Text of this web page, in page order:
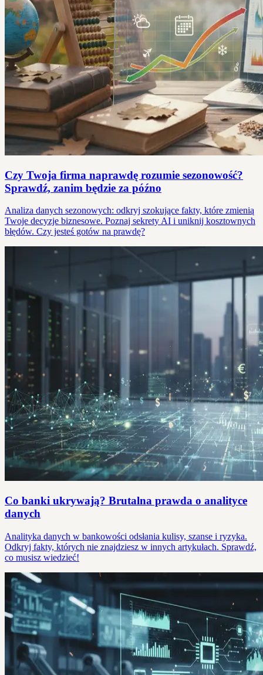
Czy Twoja firma naprawdę rozumie sezonowość?
Sprawdź, zanim będzie za późno
Analiza danych sezonowych: odkryj szokujące fakty, które zmienią
Twoje decyzje biznesowe. Poznaj sekrety AI i uniknij kosztownych
błędów. Czy jesteś gotów na prawdę?
Co banki ukrywają? Brutalna prawda o analityce
danych
Analityka danych w bankowości odsłania kulisy, szanse i ryzyka.
Odkryj fakty, których nie znajdziesz w innych artykułach. Sprawdź,
co musisz wiedzieć!